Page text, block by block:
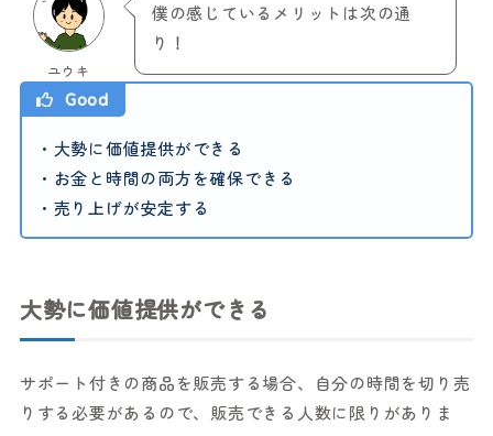
ユウキ
僕の感じているメリットは次の通
り！
Good
・大勢に価値提供ができる
・お金と時間の両方を確保できる
・売り上げが安定する
大勢に価値提供ができる
サポート付きの商品を販売する場合、自分の時間を切り売
りする必要があるので、販売できる人数に限りがありま